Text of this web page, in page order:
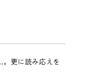
更に読み応えを